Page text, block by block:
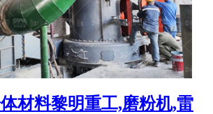
材料黎明重工,磨粉机,雷